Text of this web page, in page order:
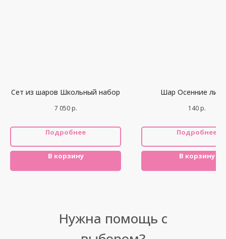
Сет из шаров Школьный набор
7 050 р.
Подробнее
В корзину
Шар Осенние
140 р.
Подробнее
В корзину
Нужна помощь с